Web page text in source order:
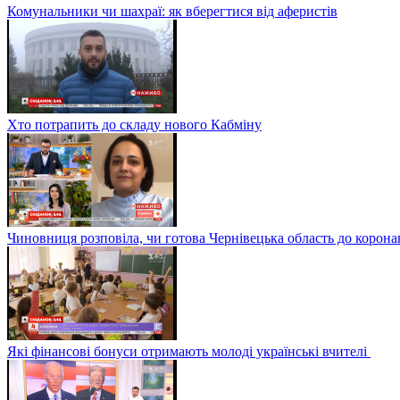
Комунальники чи шахраї: як вберегтися від аферистів
Хто потрапить до складу нового Кабміну
Чиновниця розповіла, чи готова Чернівецька область до
Які фінансові бонуси отримають молоді українські вчителі